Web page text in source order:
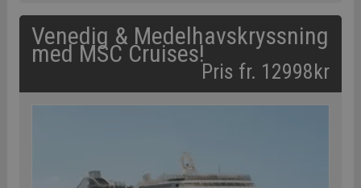
Venedig & Medelhavskryssning
med MSC Cruises!
Pris fr. 12998kr